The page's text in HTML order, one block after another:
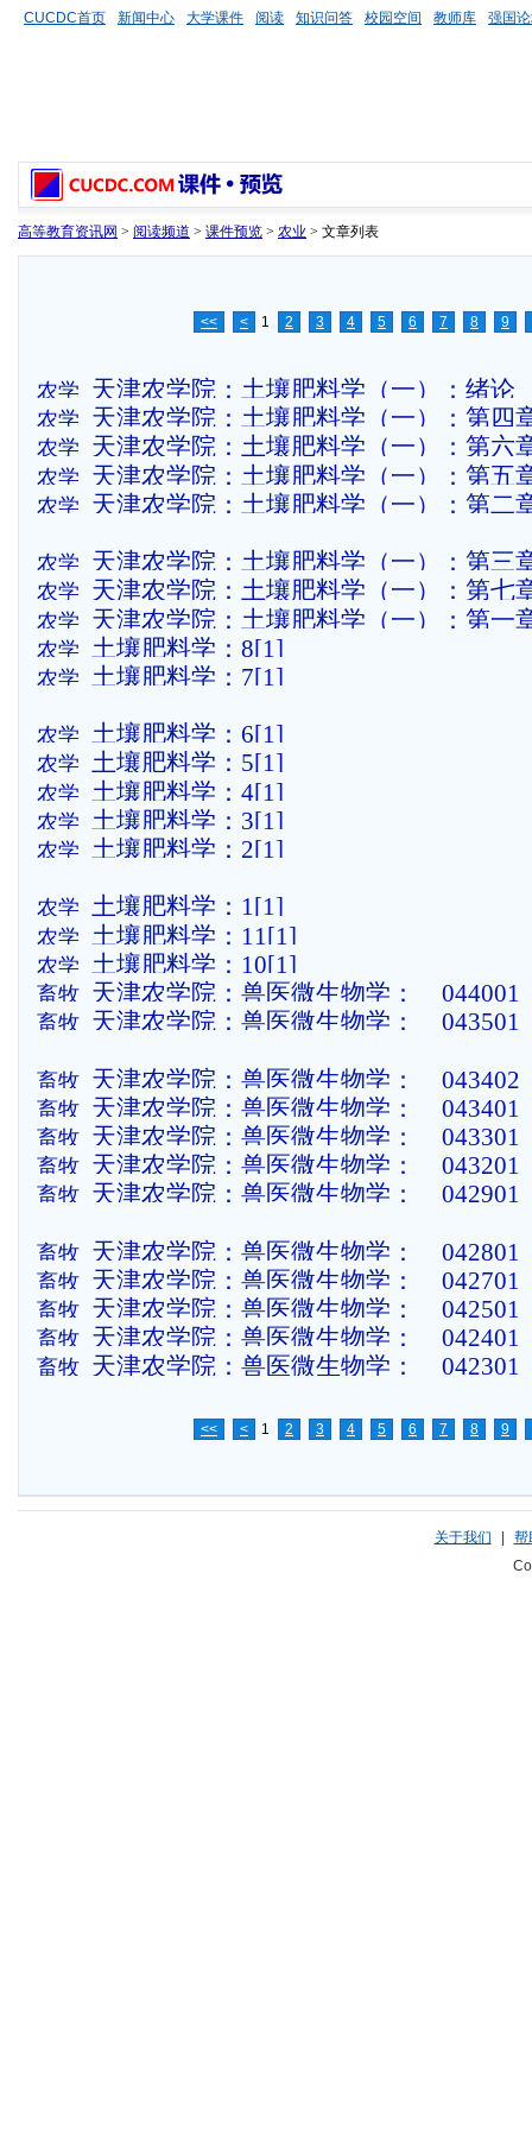
CUCDC首页 新闻中心 大学课件 阅读 知识问答 校园空间 教师库 强国
高等教育资讯网 > 阅读频道 > 课件预览 > 农业 > 文章列表
<< < 1 2 3 4 5 6 7 8 9
农学 天津农学院：土壤肥料学（一）：绪论
农学 天津农学院：土壤肥料学（一）：第四
农学 天津农学院：土壤肥料学（一）：第六
性与供肥性
农学 天津农学院：土壤肥料学（一）：第五
热量状况
农学 天津农学院：土壤肥料学（一）：第二
农学 天津农学院：土壤肥料学（一）：第三
性、结构性与耕性
农学 天津农学院：土壤肥料学（一）：第七
成、分类与分布
农学 天津农学院：土壤肥料学（一）：第一
土粒
农学 土壤肥料学：8[1]
农学 土壤肥料学：7[1]
农学 土壤肥料学：6[1]
农学 土壤肥料学：5[1]
农学 土壤肥料学：4[1]
农学 土壤肥料学：3[1]
农学 土壤肥料学：2[1]
农学 土壤肥料学：1[1]
农学 土壤肥料学：11[1]
农学 土壤肥料学：10[1]
畜牧 天津农学院：兽医微生物学：__044001
畜牧 天津农学院：兽医微生物学：__043501
畜牧 天津农学院：兽医微生物学：__043402
畜牧 天津农学院：兽医微生物学：__043401
畜牧 天津农学院：兽医微生物学：__043301
畜牧 天津农学院：兽医微生物学：__043201
畜牧 天津农学院：兽医微生物学：__042901
畜牧 天津农学院：兽医微生物学：__042801
畜牧 天津农学院：兽医微生物学：__042701
畜牧 天津农学院：兽医微生物学：__042501
畜牧 天津农学院：兽医微生物学：__042401
畜牧 天津农学院：兽医微生物学：__042301
<< < 1 2 3 4 5 6 7 8 9
关于我们 |
帮